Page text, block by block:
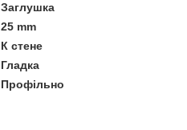
Заглушка
25 mm
К стене
Гладка
Профільно